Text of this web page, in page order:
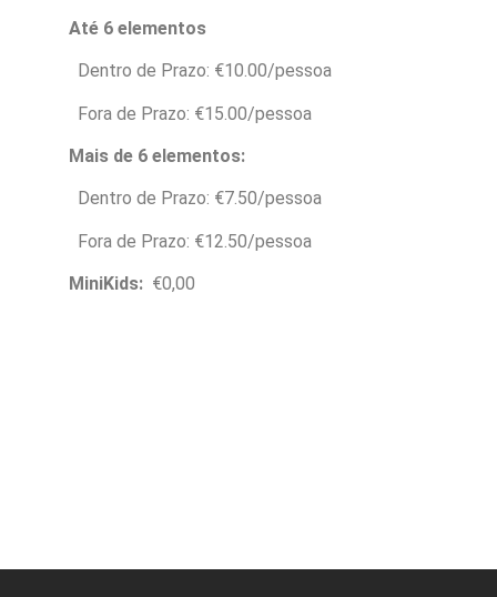
Até 6 elementos
Dentro de Prazo: €10.00/pessoa
Fora de Prazo: €15.00/pessoa
Mais de 6 elementos:
Dentro de Prazo: €7.50/pessoa
Fora de Prazo: €12.50/pessoa
MiniKids: €0,00